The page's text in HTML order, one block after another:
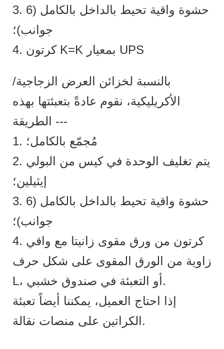
3. حشوة واقية تحيط بالداخل بالكامل (6
جوانب)؛
4. كرتون K=K بمعيار UPS
بالنسبة لخزائن العرض الزجاجية/
الأكريليكية، نقوم عادةً بتعبئتها بهذه
الطريقة ---
1. مُجمّع بالكامل؛
2. يتم تغليف الوحدة في كيس من البولي
إيثيلين؛
3. حشوة واقية تحيط بالداخل بالكامل (6
جوانب)؛
4. كرتون من ورق مقوى زانيتا مع واقي
زاوية من الورق المقوى على شكل حرف
L، أو التعبئة في صندوق خشبي.
إذا احتاج العميل، يمكننا أيضاً تعبئة
الكراتين على منصات نقالة.